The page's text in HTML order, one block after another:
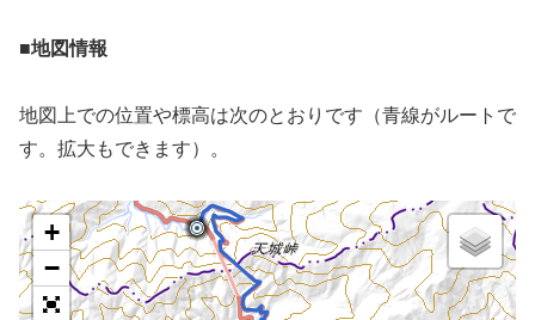
■地図情報
地図上での位置や標高は次のとおりです（青線がルートで
す。拡大もできます）。
+
−